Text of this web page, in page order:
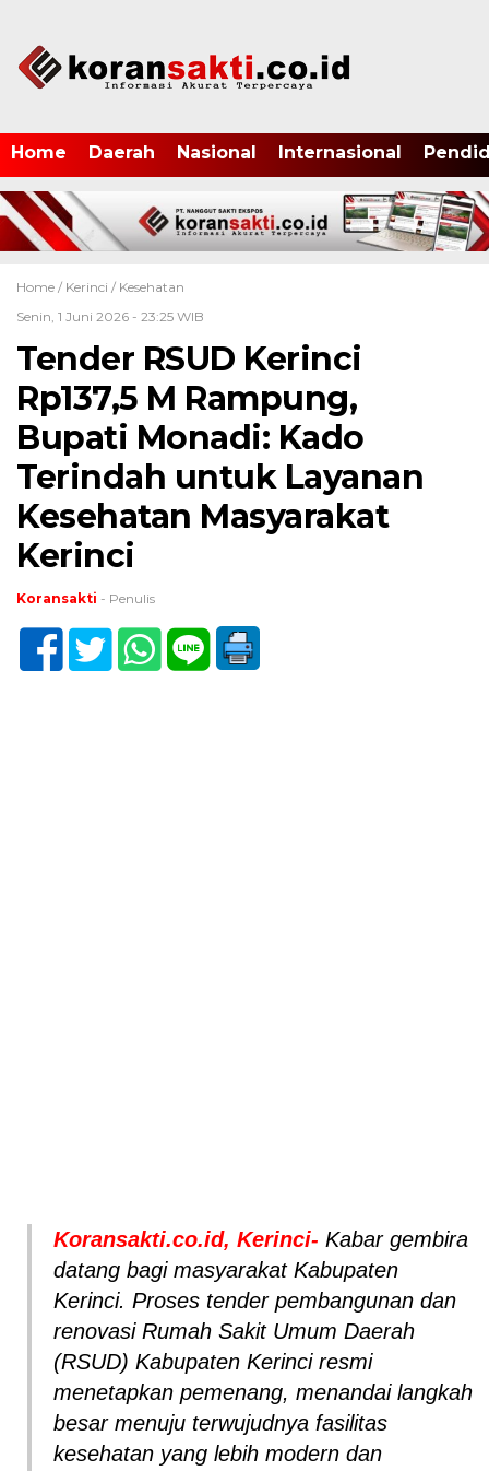
Home Daerah Nasional Internasional
Home / Kerinci / Kesehatan
Senin, 1 Juni 2026 - 23:25 WIB
Tender RSUD Kerinci
Rp137,5 M Rampung,
Bupati Monadi: Kado
Terindah untuk Layanan
Kesehatan Masyarakat
Kerinci
Koransakti - Penulis
Koransakti.co.id, Kerinci- Kabar gembira
datang bagi masyarakat Kabupaten
Kerinci. Proses tender pembangunan dan
renovasi Rumah Sakit Umum Daerah
(RSUD) Kabupaten Kerinci resmi
menetapkan pemenang, menandai langkah
besar menuju terwujudnya fasilitas
kesehatan yang lebih modern dan